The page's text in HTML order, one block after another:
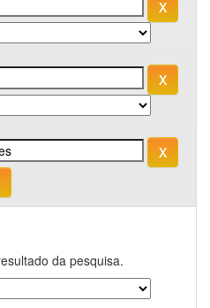
da pesquisa.